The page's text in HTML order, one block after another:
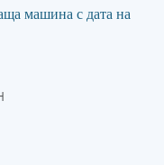
машина с дата на